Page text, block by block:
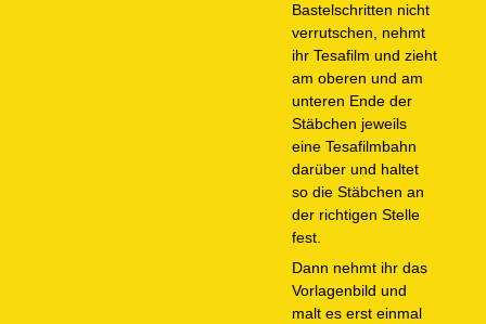
Bastelschritten nicht
verrutschen, nehmt
ihr Tesafilm und zieht
am oberen und am
unteren Ende der
Stäbchen jeweils
eine Tesafilmbahn
darüber und haltet
so die Stäbchen an
der richtigen Stelle
fest.
Dann nehmt ihr das
Vorlagenbild und
malt es erst einmal